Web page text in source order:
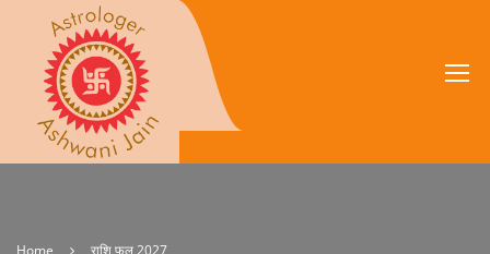
Home राशि फल 2027